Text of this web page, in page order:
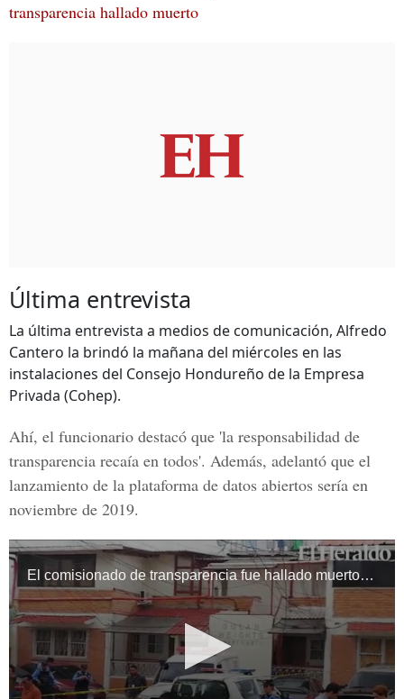
transparencia hallado muerto
Última entrevista
La última entrevista a medios de comunicación, Alfredo
Cantero la brindó la mañana del miércoles en las
instalaciones del Consejo Hondureño de la Empresa
Privada (Cohep).
Ahí, el funcionario destacó que 'la responsabilidad de
transparencia recaía en todos'. Además, adelantó que el
lanzamiento de la plataforma de datos abiertos sería en
noviembre de 2019.